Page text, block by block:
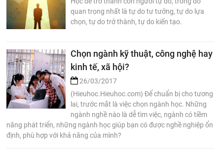
quan trọng nhất là tự do tư tưởng, tự do lựa
chọn, tự do trở thành, tự do kiến tạo.
Chọn ngành kỹ thuật, công nghệ hay
kinh tế, xã hội?
26/03/2017
(Hieuhoc.Hieuhoc.com) Để chuẩn bị cho tương
lai, trước mắt là việc chọn ngành học. Những
ngành nghề nào là dễ tìm việc, ngành có tiềm
năng phát triển, những ngành học giúp bạn có được nghề nghiệp ổn
định, phù hợp với khả năng của mình?